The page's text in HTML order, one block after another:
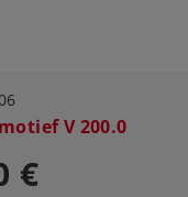
V 200.0
€